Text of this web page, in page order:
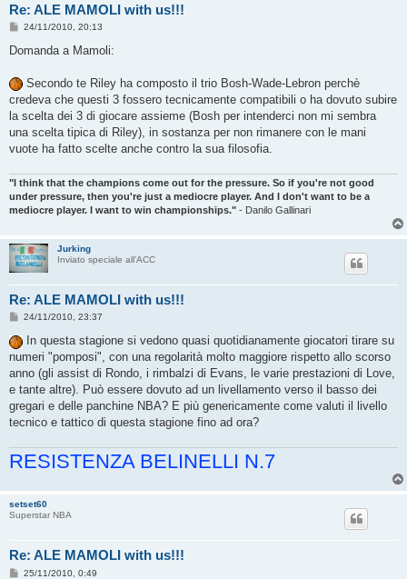
Re: ALE MAMOLI with us!!!
M
s
g
g
i
o
24/11/2010, 20:13
Domanda a Mamoli:
Secondo te Riley ha composto il trio Bosh-Wade-Lebron perchè
credeva che questi 3 fossero tecnicamente compatibili o ha dovuto subire
la scelta dei 3 di giocare assieme (Bosh per intenderci non mi sembra
una scelta tipica di Riley), in sostanza per non rimanere con le mani
vuote ha fatto scelte anche contro la sua filosofia.
"I think that the champions come out for the pressure. So if you're not good
under pressure, then you're just a mediocre player. And I don't want to be a
mediocre player. I want to win championships." - Danilo Gallinari
Jurking
Inviato speciale all'ACC
Re: ALE MAMOLI with us!!!
M
s
s
a
g
i
o
24/11/2010, 23:37
In questa stagione si vedono quasi quotidianamente giocatori tirare su
numeri "pomposi", con una regolarità molto maggiore rispetto allo scorso
anno (gli assist di Rondo, i rimbalzi di Evans, le varie prestazioni di Love,
e tante altre). Può essere dovuto ad un livellamento verso il basso dei
gregari e delle panchine NBA? E più genericamente come valuti il livello
tecnico e tattico di questa stagione fino ad ora?
RESISTENZA BELINELLI N.7
setset60
Superstar NBA
Re: ALE MAMOLI with us!!!
M25/11/2010, 0:49